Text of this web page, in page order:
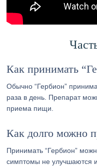
Как принимать
Обычно “Гербион”
раза в день. Препарат
приема пищи.
Как долго можно
Принимать “Гербион”
симптомы не улучшаются